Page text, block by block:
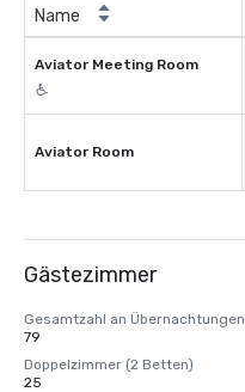
Name
Aviator Meeting Room
Aviator Room
Gästezimmer
Gesamtzahl an Übernachtungen
79
Doppelzimmer (2 Betten)
25